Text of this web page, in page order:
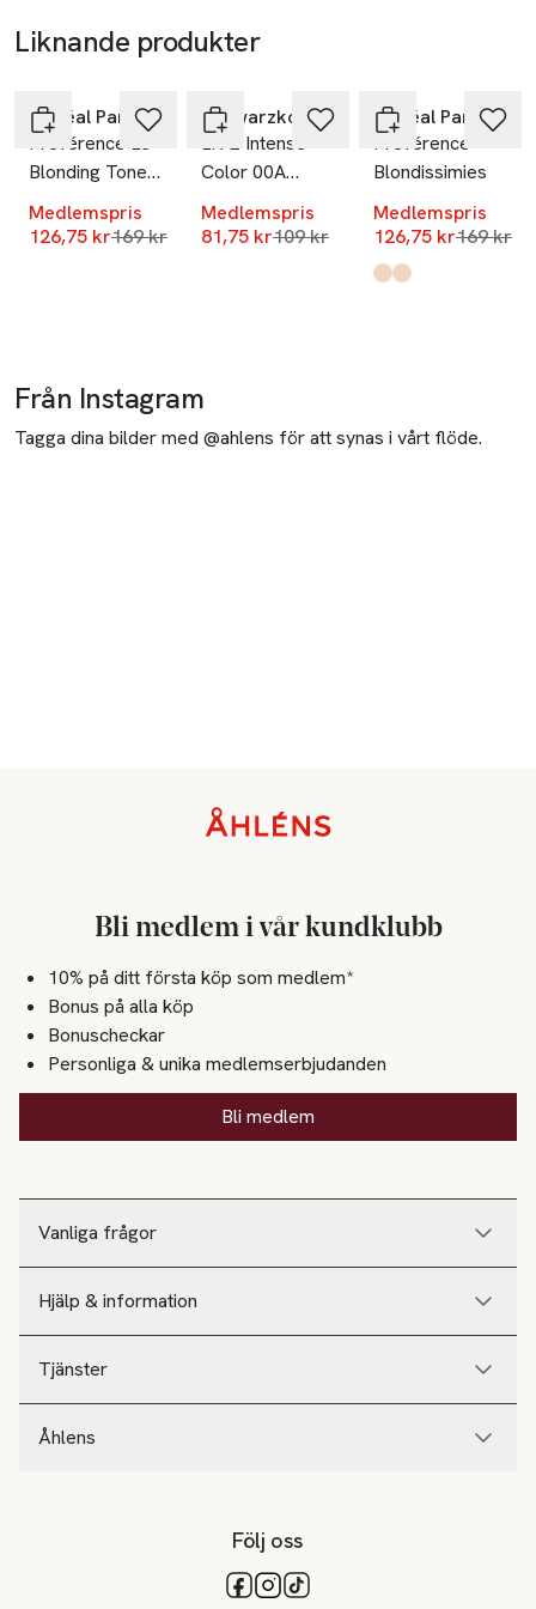
Liknande produkter
L'Oréal Paris
Préférence Le
Blonding Toner
Platinum Ice
Medlemspris
126,75 krLägsta pris 30 dagar
169 kr
Schwarzkopf
LIVE Intense
Color 00A
Absolute
Platinum
Medlemspris
81,75 krLägsta pris 30 dagar
109 kr
L'Oréal Paris
Préférence
Blondissimies
Medlemspris
126,75 krLägsta
169 kr
Produkten finns i
11.21 Moscow
11.11 Oslo
Från Instagram
Tagga dina bilder med @ahlens för att synas i vårt flöde.
Vanliga frågor
Hjälp & information
Tjänster
Åhlens
Bli medlem i vår kundklubb
10% på ditt första köp som medlem*
Bonus på alla köp
Bonuscheckar
Personliga & unika medlemserbjudanden
Bli medlem
Följ oss